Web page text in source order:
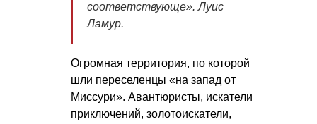
соответствующе». Луис
Ламур.
Огромная территория, по которой
шли переселенцы «на запад от
Миссури». Авантюристы, искатели
приключений, золотоискатели,